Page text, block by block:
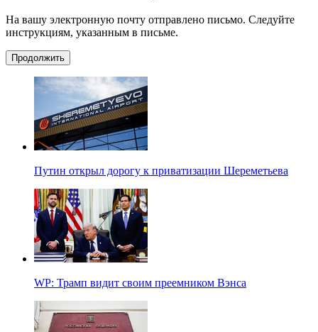
На вашу электронную почту отправлено письмо. Следуйте
инструкциям, указанным в письме.
Продолжить
Путин открыл дорогу к приватизации Шереметьева
WP: Трамп видит своим преемником Вэнса